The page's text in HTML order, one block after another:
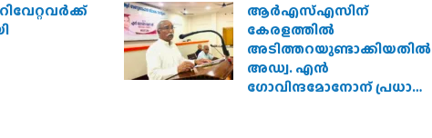
ആര്‍എസ്എസിന്
കേരളത്തില്‍
അടിത്തറയുണ്ടാക്കിയതില്‍
അഡ്വ. എന്‍
ഗോവിന്ദമോനോന് പ്രധാന